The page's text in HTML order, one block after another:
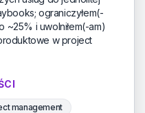
ograniczyłem(-
i uwolniłem(-am)
w project
management